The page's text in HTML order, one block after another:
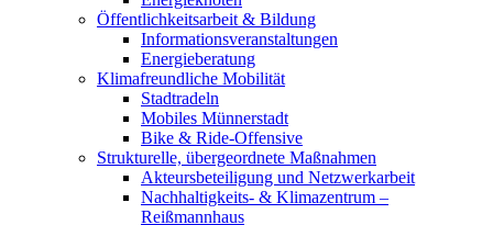
Öffentlichkeitsarbeit & Bildung
Informationsveranstaltungen
Energieberatung
Klimafreundliche Mobilität
Stadtradeln
Mobiles Münnerstadt
Bike & Ride-Offensive
Strukturelle, übergeordnete Maßnahmen
Akteursbeteiligung und Netzwerkarbeit
Nachhaltigkeits- & Klimazentrum –
Reißmannhaus